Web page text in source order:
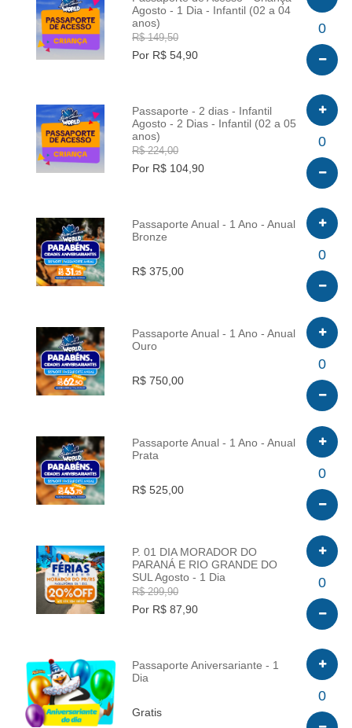
INFO
Agosto - 1 Dia - Infantil (02 a 04
anos)
R$ 149,50
Por R$ 54,90
0
INFO
Passaporte - 2 dias - Infantil
Agosto - 2 Dias - Infantil (02 a 05
anos)
R$ 224,00
Por R$ 104,90
0
INFO
Passaporte Anual - 1 Ano - Anual
Bronze
R$ 375,00
0
INFO
Passaporte Anual - 1 Ano - Anual
Ouro
R$ 750,00
0
INFO
Passaporte Anual - 1 Ano - Anual
Prata
R$ 525,00
0
INFO
P. 01 DIA MORADOR DO
PARANÁ E RIO GRANDE DO
SUL Agosto - 1 Dia
R$ 299,90
Por R$ 87,90
0
INFO
Passaporte Aniversariante - 1
Dia
Gratis
0